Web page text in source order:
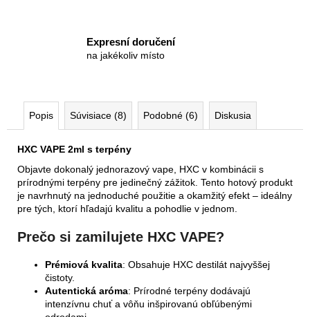
Expresní doručení
na jakékoliv místo
Popis Súvisiace (8) Podobné (6) Diskusia
HXC VAPE 2ml s terpény
Objavte dokonalý jednorazový vape, HXC v kombinácii s
prírodnými terpény pre jedinečný zážitok. Tento hotový produkt
je navrhnutý na jednoduché použitie a okamžitý efekt – ideálny
pre tých, ktorí hľadajú kvalitu a pohodlie v jednom.
Prečo si zamilujete HXC VAPE?
Prémiová kvalita: Obsahuje HXC destilát najvyššej
čistoty.
Autentická aróma: Prírodné terpény dodávajú
intenzívnu chuť a vôňu inšpirovanú obľúbenými